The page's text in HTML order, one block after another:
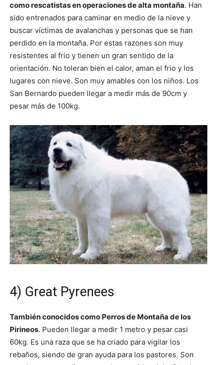
como rescatistas en operaciones de alta montaña. Han
sido entrenados para caminar en medio de la nieve y
buscar víctimas de avalanchas y personas que se han
perdido en la montaña. Por estas razones son muy
resistentes al frio y tienen un gran sentido de la
orientación. No toleran bien el calor, aman el frio y los
lugares con nieve. Son muy amables con los niños. Los
San Bernardo pueden llegar a medir más de 90cm y
pesar más de 100kg.
4) Great Pyrenees
También conocidos como Perros de Montaña de los
Pirineos. Pueden llegar a medir 1 metro y pesar casi
60kg. Es una raza que se ha criado para vigilar los
rebaños, siendo de gran ayuda para los pastores. Son